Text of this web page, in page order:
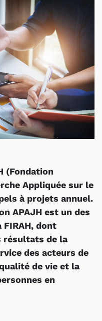
(Fondation
Appliquée sur le
à projets annuel.
APAJH est un des
dont
résultats de la
des acteurs de
de vie et la
en